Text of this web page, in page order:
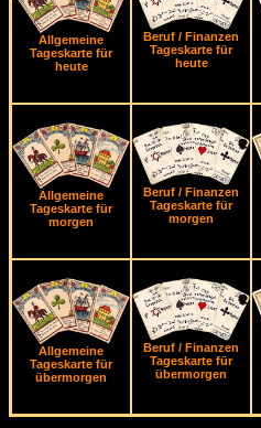
Allgemeine
Tageskarte für
heute
Beruf / Finanzen
Tageskarte für
heute
Allgemeine
Tageskarte für
morgen
Beruf / Finanzen
Tageskarte für
morgen
Allgemeine
Tageskarte für
übermorgen
Beruf / Finanzen
Tageskarte für
übermorgen